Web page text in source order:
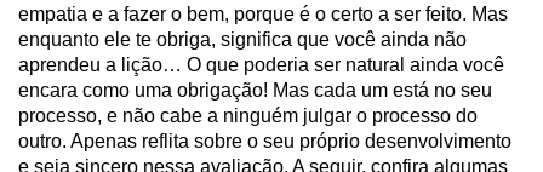
empatia e a fazer o bem, porque é o certo a ser feito. Mas
enquanto ele te obriga, significa que você ainda não
aprendeu a lição… O que poderia ser natural ainda você
encara como uma obrigação! Mas cada um está no seu
processo, e não cabe a ninguém julgar o processo do
outro. Apenas reflita sobre o seu próprio desenvolvimento
e seja sincero nessa avaliação. A seguir, confira algumas